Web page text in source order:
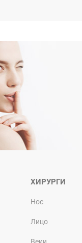
ХИРУРГИ
Нос
Лицо